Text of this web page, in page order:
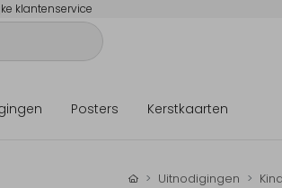
klantenservice
Posters Kerstkaarten
Uitnodigingen